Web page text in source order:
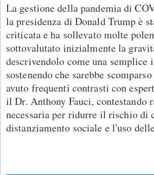
La gestione della pandemia di
la presidenza di Donald Trump è
criticata e ha sollevato molte
sottovalutato inizialmente la
descrivendolo come una semplice
sostenendo che sarebbe
avuto frequenti contrasti con
il Dr. Anthony Fauci, contestando
necessaria per ridurre il rischio di
distanziamento sociale e l'uso